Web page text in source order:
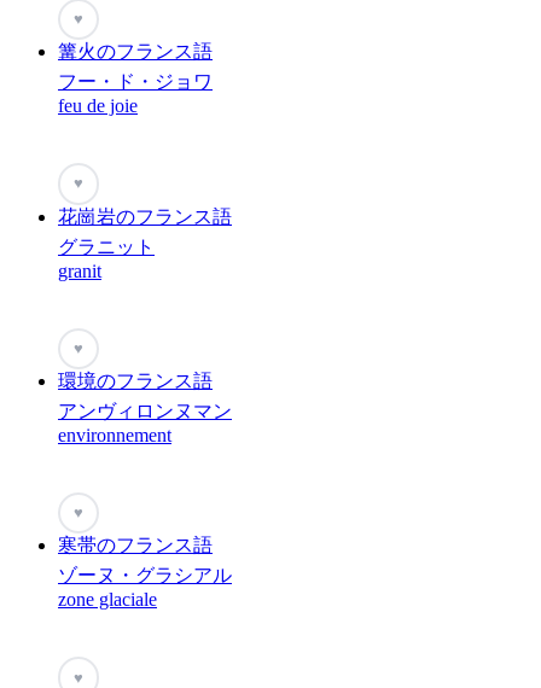
♥
篝火のフランス語
フー・ド・ジョワ
feu de joie
♥
花崗岩のフランス語
グラニット
granit
♥
環境のフランス語
アンヴィロンヌマン
environnement
♥
寒帯のフランス語
ゾーヌ・グラシアル
zone glaciale
♥